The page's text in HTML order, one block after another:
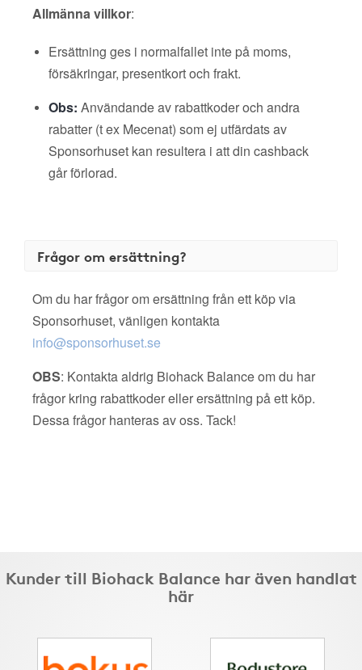
Allmänna villkor:
Ersättning ges i normalfallet inte på moms,
försäkringar, presentkort och frakt.
Obs: Användande av rabattkoder och andra
rabatter (t ex Mecenat) som ej utfärdats av
Sponsorhuset kan resultera i att din cashback
går förlorad.
Frågor om ersättning?
Om du har frågor om ersättning från ett köp via
Sponsorhuset, vänligen kontakta
info@sponsorhuset.se
OBS: Kontakta aldrig Biohack Balance om du har
frågor kring rabattkoder eller ersättning på ett köp.
Dessa frågor hanteras av oss. Tack!
Kunder till Biohack Balance har även handlat
här